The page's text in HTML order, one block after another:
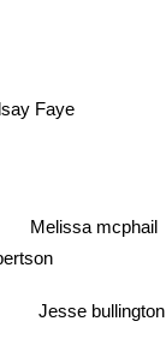
Faye
Jesse bullington
Melissa mcphail